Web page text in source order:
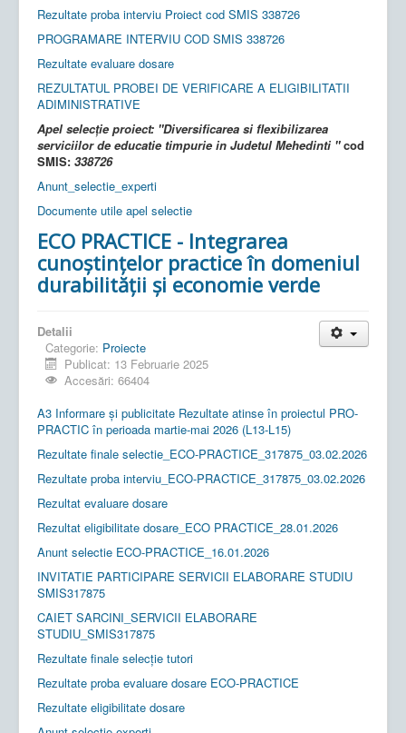
Rezultate proba interviu Proiect cod SMIS 338726
PROGRAMARE INTERVIU COD SMIS 338726
Rezultate evaluare dosare
REZULTATUL PROBEI DE VERIFICARE A ELIGIBILITATII
ADIMINISTRATIVE
Apel selecție proiect: "Diversificarea si flexibilizarea
serviciilor de educatie timpurie in Judetul Mehedinti "cod
SMIS: 338726
Anunt_selectie_experti
Documente utile apel selectie
ECO PRACTICE - Integrarea
cunoștințelor practice în domeniul
durabilității și economie verde
Detalii
Categorie: Proiecte
Publicat: 13 Februarie 2025
Accesări: 66404
A3 Informare și publicitate Rezultate atinse în proiectul PRO-
PRACTIC în perioada martie-mai 2026 (L13-L15)
Rezultate finale selectie_ECO-PRACTICE_317875_03.02.2026
Rezultate proba interviu_ECO-PRACTICE_317875_03.02.2026
Rezultat evaluare dosare
Rezultat eligibilitate dosare_ECO PRACTICE_28.01.2026
Anunt selectie ECO-PRACTICE_16.01.2026
INVITATIE PARTICIPARE SERVICII ELABORARE STUDIU
SMIS317875
CAIET SARCINI_SERVICII ELABORARE
STUDIU_SMIS317875
Rezultate finale selecție tutori
Rezultate proba evaluare dosare ECO-PRACTICE
Rezultate eligibilitate dosare